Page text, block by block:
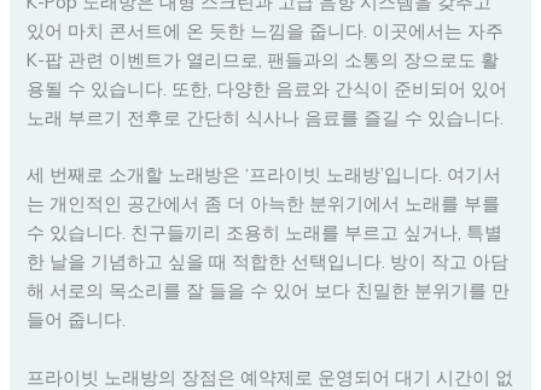
있어 마치 콘서트에 온 듯한 느낌을 줍니다. 이곳에서는 자주
K-팝 관련 이벤트가 열리므로, 팬들과의 소통의 장으로도 활
용될 수 있습니다. 또한, 다양한 음료와 간식이 준비되어 있어
노래 부르기 전후로 간단히 식사나 음료를 즐길 수 있습니다.
세 번째로 소개할 노래방은 ‘프라이빗 노래방’입니다. 여기서
는 개인적인 공간에서 좀 더 아늑한 분위기에서 노래를 부를
수 있습니다. 친구들끼리 조용히 노래를 부르고 싶거나, 특별
한 날을 기념하고 싶을 때 적합한 선택입니다. 방이 작고 아담
해 서로의 목소리를 잘 들을 수 있어 보다 친밀한 분위기를 만
들어 줍니다.
프라이빗 노래방의 장점은 예약제로 운영되어 대기 시간이 없